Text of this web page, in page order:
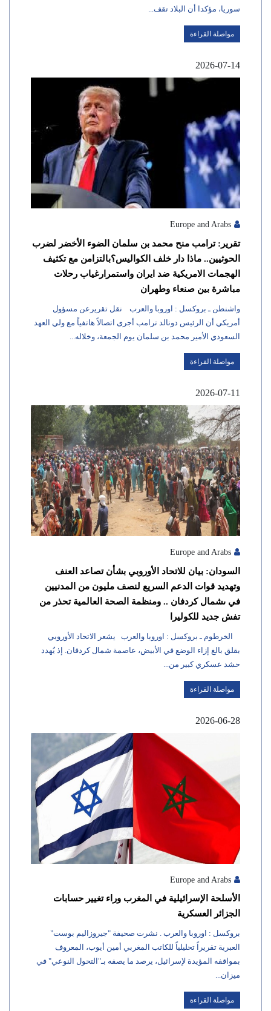
سوريا، مؤكدا أن البلاد تقف...
مواصلة القراءة
2026-07-14
Europe and Arabs
تقرير: ترامب منح محمد بن سلمان الضوء الأخضر لضرب
الحوثيين.. ماذا دار خلف الكواليس؟بالتزامن مع تكثيف
الهجمات الامريكية ضد ايران واستمرارغياب رحلات
مباشرة بين صنعاء وطهران
واشنطن ـ بروكسل : اوروبا والعرب نقل تقريرعن مسؤول
أمريكي أن الرئيس دونالد ترامب أجرى اتصالاً هاتفياً مع ولي العهد
السعودي الأمير محمد بن سلمان يوم الجمعة، وخلاله...
مواصلة القراءة
2026-07-11
Europe and Arabs
السودان: بيان للاتحاد الأوروبي بشأن تصاعد العنف
وتهديد قوات الدعم السريع لنصف مليون من المدنيين
في ىشمال كردفان .. ومنظمة الصحة العالمية تحذر من
تفش جديد للكوليرا
الخرطوم ـ بروكسل : اوروبا والعرب يشعر الاتحاد الأوروبي
بقلق بالغ إزاء الوضع في الأبيض، عاصمة شمال كردفان. إذ يُهدد
حشد عسكري كبير من...
مواصلة القراءة
2026-06-28
Europe and Arabs
الأسلحة الإسرائيلية في المغرب وراء تغيير حسابات
الجزائر العسكرية
بروكسل : اوروبا والعرب . نشرت صحيفة "جيروزاليم بوست"
العبرية تقريراً تحليلياً للكاتب المغربي أمين أيوب، المعروف
بمواقفه المؤيدة لإسرائيل، يرصد ما يصفه بـ"التحول النوعي" في
ميزان...
مواصلة القراءة